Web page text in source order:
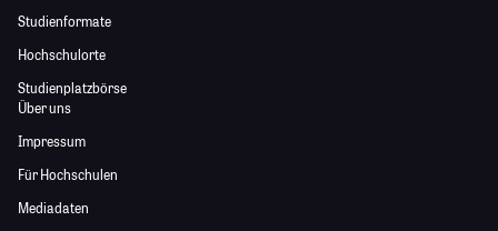
Studienformate
Hochschulorte
Studienplatzbörse
Über uns
Impressum
Für Hochschulen
Mediadaten